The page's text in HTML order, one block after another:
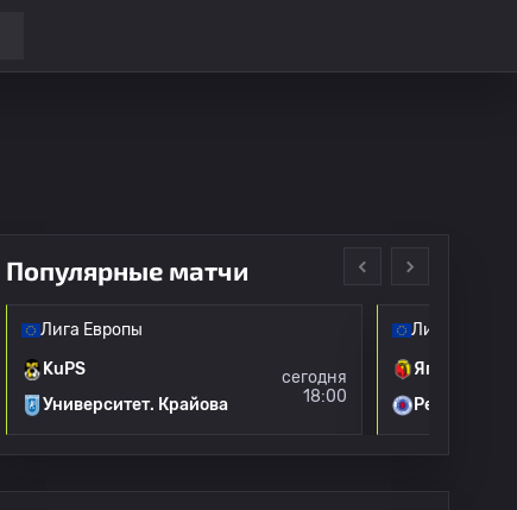
Популярные матчи
Лига Европы
KuPS
Университет. Крайова
сегодня
18:00
Лига Европы
Ягеллония
Рейнджерс